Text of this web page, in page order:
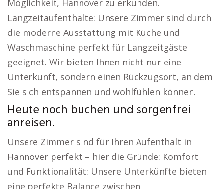
Möglichkeit, Hannover zu erkunden.
Langzeitaufenthalte: Unsere Zimmer sind durch
die moderne Ausstattung mit Küche und
Waschmaschine perfekt für Langzeitgäste
geeignet. Wir bieten Ihnen nicht nur eine
Unterkunft, sondern einen Rückzugsort, an dem
Sie sich entspannen und wohlfühlen können.
Heute noch buchen und sorgenfrei
anreisen.
Unsere Zimmer sind für Ihren Aufenthalt in
Hannover perfekt – hier die Gründe: Komfort
und Funktionalität: Unsere Unterkünfte bieten
eine perfekte Balance zwischen